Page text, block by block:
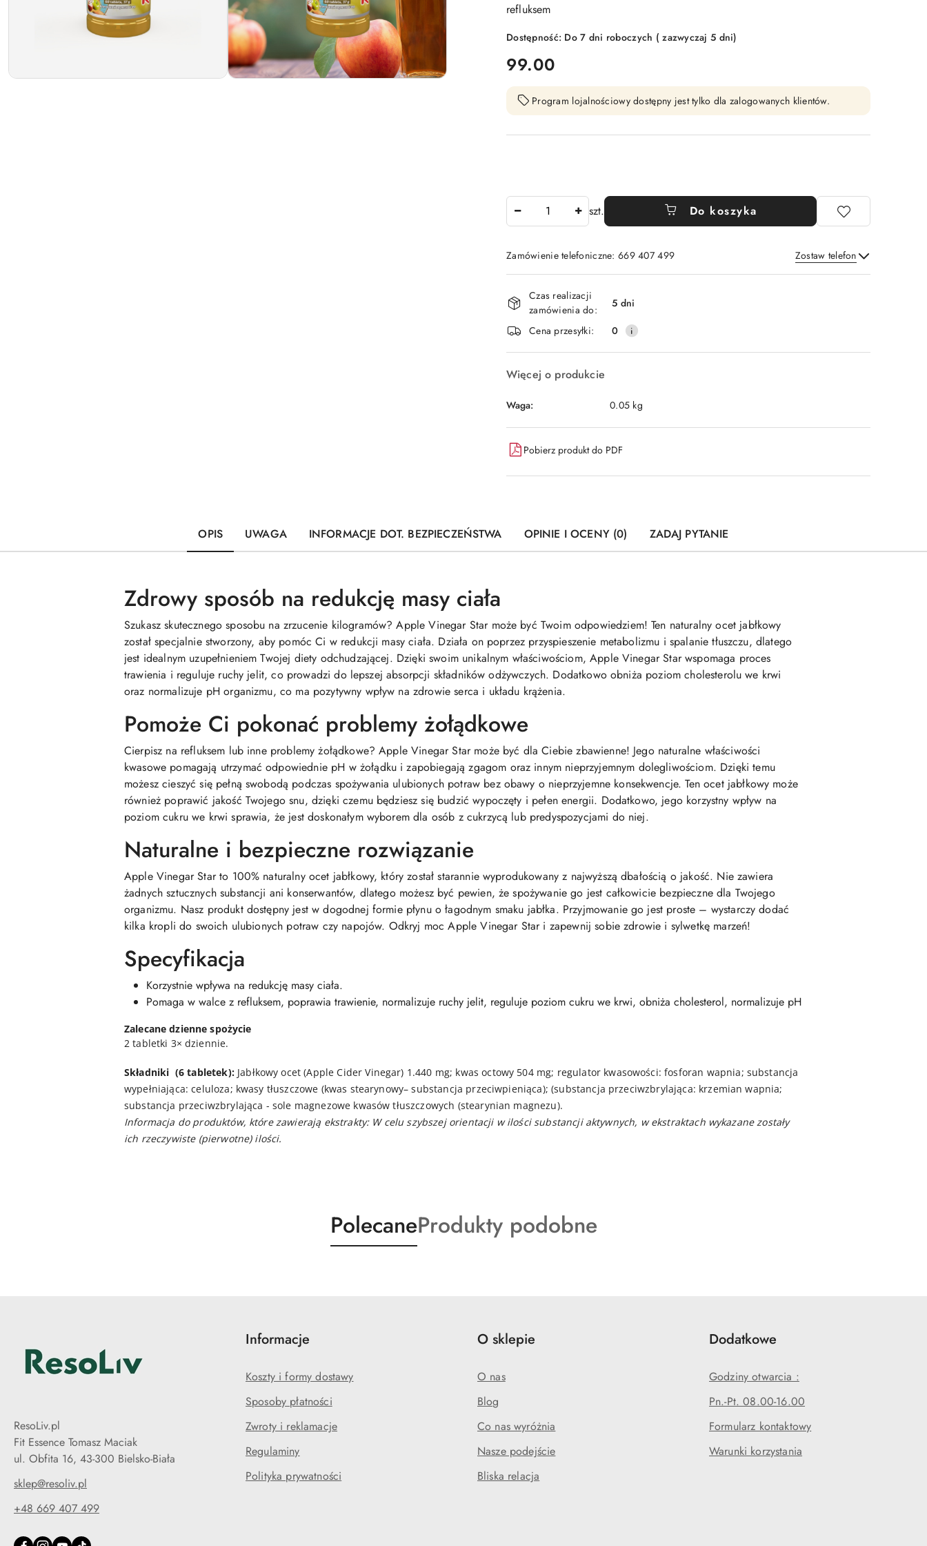
refluksem
Dostępność: Do 7 dni roboczych ( zazwyczaj 5 dni)
cena:
99.00
Program lojalnościowy dostępny jest tylko dla zalogowanych klientów.
szt. Do koszyka
Zamówienie telefoniczne: 669 407 499 Zostaw telefon
Wyślij
Dostępność
i
dostawa
Czas realizacji
zamówienia do:
5 dni
Cena przesyłki:
0
Więcej o produkcie
Waga: 0.05 kg
Pobierz produkt do PDF
OPIS UWAGA INFORMACJE DOT. BEZPIECZEŃSTWA OPINIE I OCENY (0) ZADAJ PYTANIE
Zdrowy sposób na redukcję masy ciała
Szukasz skutecznego sposobu na zrzucenie kilogramów? Apple Vinegar Star może być Twoim odpowiedziem! Ten naturalny ocet jabłkowy
został specjalnie stworzony, aby pomóc Ci w redukcji masy ciała. Działa on poprzez przyspieszenie metabolizmu i spalanie tłuszczu, dlatego
jest idealnym uzupełnieniem Twojej diety odchudzającej. Dzięki swoim unikalnym właściwościom, Apple Vinegar Star wspomaga proces
trawienia i reguluje ruchy jelit, co prowadzi do lepszej absorpcji składników odżywczych. Dodatkowo obniża poziom cholesterolu we krwi
oraz normalizuje pH organizmu, co ma pozytywny wpływ na zdrowie serca i układu krążenia.
Pomoże Ci pokonać problemy żołądkowe
Cierpisz na refluksem lub inne problemy żołądkowe? Apple Vinegar Star może być dla Ciebie zbawienne! Jego naturalne właściwości
kwasowe pomagają utrzymać odpowiednie pH w żołądku i zapobiegają zgagom oraz innym nieprzyjemnym dolegliwościom. Dzięki temu
możesz cieszyć się pełną swobodą podczas spożywania ulubionych potraw bez obawy o nieprzyjemne konsekwencje. Ten ocet jabłkowy może
również poprawić jakość Twojego snu, dzięki czemu będziesz się budzić wypoczęty i pełen energii. Dodatkowo, jego korzystny wpływ na
poziom cukru we krwi sprawia, że jest doskonałym wyborem dla osób z cukrzycą lub predyspozycjami do niej.
Naturalne i bezpieczne rozwiązanie
Apple Vinegar Star to 100% naturalny ocet jabłkowy, który został starannie wyprodukowany z najwyższą dbałością o jakość. Nie zawiera
żadnych sztucznych substancji ani konserwantów, dlatego możesz być pewien, że spożywanie go jest całkowicie bezpieczne dla Twojego
organizmu. Nasz produkt dostępny jest w dogodnej formie płynu o łagodnym smaku jabłka. Przyjmowanie go jest proste – wystarczy dodać
kilka kropli do swoich ulubionych potraw czy napojów. Odkryj moc Apple Vinegar Star i zapewnij sobie zdrowie i sylwetkę marzeń!
Specyfikacja
Korzystnie wpływa na redukcję masy ciała.
Pomaga w walce z refluksem, poprawia trawienie, normalizuje ruchy jelit, reguluje poziom cukru we krwi, obniża cholesterol, normalizuje pH
Zalecane dzienne spożycie
2 tabletki 3× dziennie.
Składniki (6 tabletek):Jabłkowy ocet (Apple Cider Vinegar) 1.440 mg; kwas octowy 504 mg; regulator kwasowości: fosforan wapnia; substancja
wypełniająca: celuloza; kwasy tłuszczowe (kwas stearynowy– substancja przeciwpieniąca); (substancja przeciwzbrylająca: krzemian wapnia;
substancja przeciwzbrylająca - sole magnezowe kwasów tłuszczowych (stearynian magnezu).
Informacja do produktów, które zawierają ekstrakty: W celu szybszej orientacji w ilości substancji aktywnych, w ekstraktach wykazane zostały
ich rzeczywiste (pierwotne) ilości.
Produkty
o
PolecaneProdukty
o
Produkty podobne
ResoLiv.pl
Fit Essence Tomasz Maciak
ul. Obfita 16, 43-300 Bielsko-Biała
sklep@resoliv.pl
+48 669 407 499
Informacje
Koszty i formy dostawy
Sposoby płatności
Zwroty i reklamacje
Regulaminy
Polityka prywatności
O sklepie
O nas
Blog
Co nas wyróżnia
Nasze podejście
Bliska relacja
Dodatkowe
Godziny otwarcia :
Pn.-Pt. 08.00-16.00
Formularz kontaktowy
Warunki korzystania